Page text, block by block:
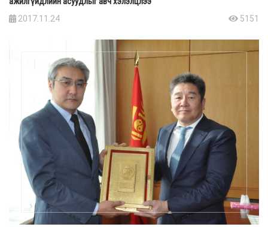
2017.11.24 5151